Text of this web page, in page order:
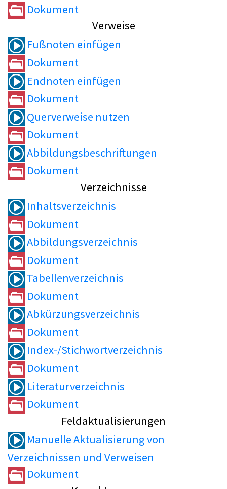
Dokument
Verweise
Fußnoten einfügen
Dokument
Endnoten einfügen
Dokument
Querverweise nutzen
Dokument
Abbildungsbeschriftungen
Dokument
Verzeichnisse
Inhaltsverzeichnis
Dokument
Abbildungsverzeichnis
Dokument
Tabellenverzeichnis
Dokument
Abkürzungsverzeichnis
Dokument
Index-/Stichwortverzeichnis
Dokument
Literaturverzeichnis
Dokument
Feldaktualisierungen
Manuelle Aktualisierung von
Verzeichnissen und Verweisen
Dokument